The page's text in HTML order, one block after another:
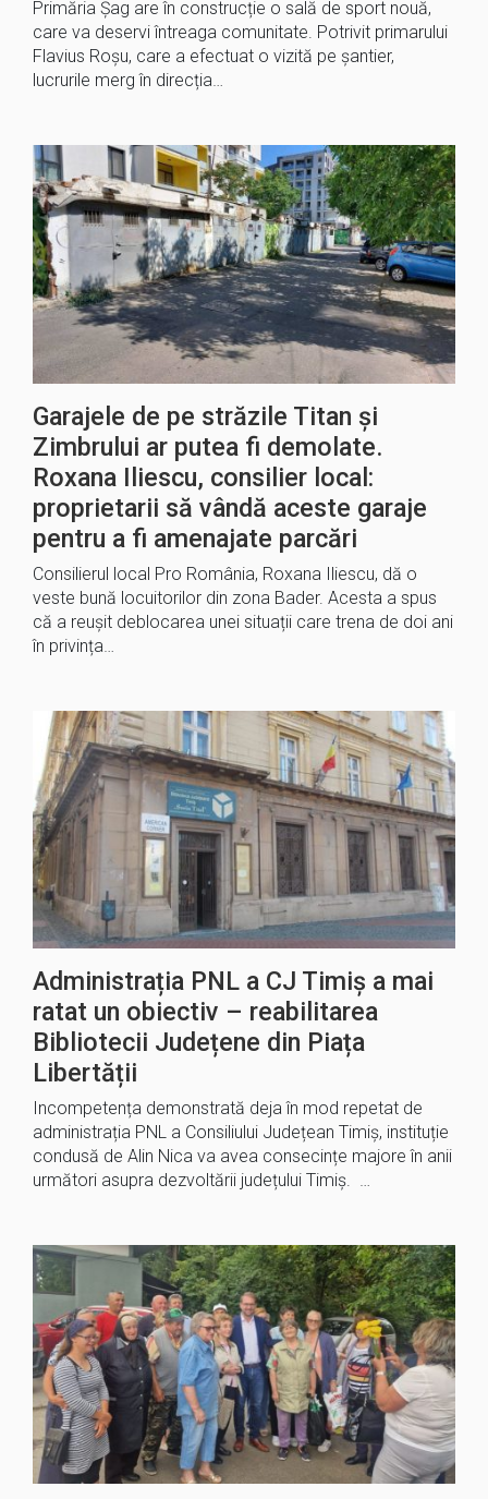
Primăria Șag are în construcție o sală de sport nouă,
care va deservi întreaga comunitate. Potrivit primarului
Flavius Roșu, care a efectuat o vizită pe șantier,
lucrurile merg în direcția…
Garajele de pe străzile Titan și
Zimbrului ar putea fi demolate.
Roxana Iliescu, consilier local:
proprietarii să vândă aceste garaje
pentru a fi amenajate parcări
Consilierul local Pro România, Roxana Iliescu, dă o
veste bună locuitorilor din zona Bader. Acesta a spus
că a reușit deblocarea unei situații care trena de doi ani
în privința…
Administrația PNL a CJ Timiș a mai
ratat un obiectiv – reabilitarea
Bibliotecii Județene din Piața
Libertății
Incompetența demonstrată deja în mod repetat de
administrația PNL a Consiliului Județean Timiș, instituție
condusă de Alin Nica va avea consecințe majore în anii
următori asupra dezvoltării județului Timiș. …